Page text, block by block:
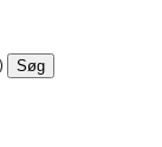
Søg